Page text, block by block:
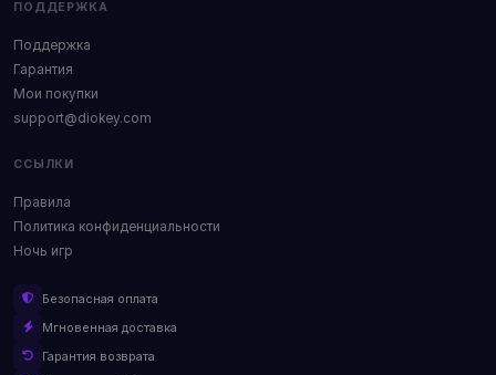
ПОДДЕРЖКА
Поддержка
Гарантия
Мои покупки
support@diokey.com
ССЫЛКИ
Правила
Политика конфиденциальности
Ночь игр
Безопасная оплата
Мгновенная доставка
Гарантия возврата